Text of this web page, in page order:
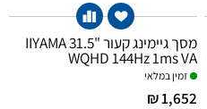
מסך גיימינג קעור IIYAMA 31.5"
WQHD 144Hz 1ms VA
זמין במלאי
1,652 ₪